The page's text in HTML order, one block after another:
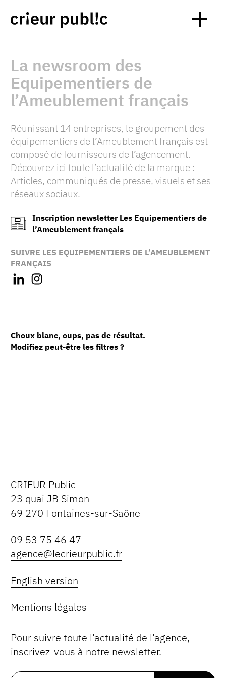
La newsroom des
Equipementiers de
l’Ameublement français
Réunissant 14 entreprises, le groupement des
équipementiers de l’Ameublement français est
composé de fournisseurs de l’agencement.
Découvrez ici toute l’actualité de la marque :
Articles, communiqués de presse, visuels et ses
réseaux sociaux.
Inscription newsletter Les Equipementiers de
l’Ameublement français
SUIVRE LES EQUIPEMENTIERS DE L’AMEUBLEMENT
FRANÇAIS
Choux blanc, oups, pas de résultat.
Modifiez peut-être les filtres ?
CRIEUR Public
23 quai JB Simon
69 270 Fontaines-sur-Saône
09 53 75 46 47
agence@lecrieurpublic.fr
English version
Mentions légales
Pour suivre toute l’actualité de l’agence,
inscrivez-vous à notre newsletter.